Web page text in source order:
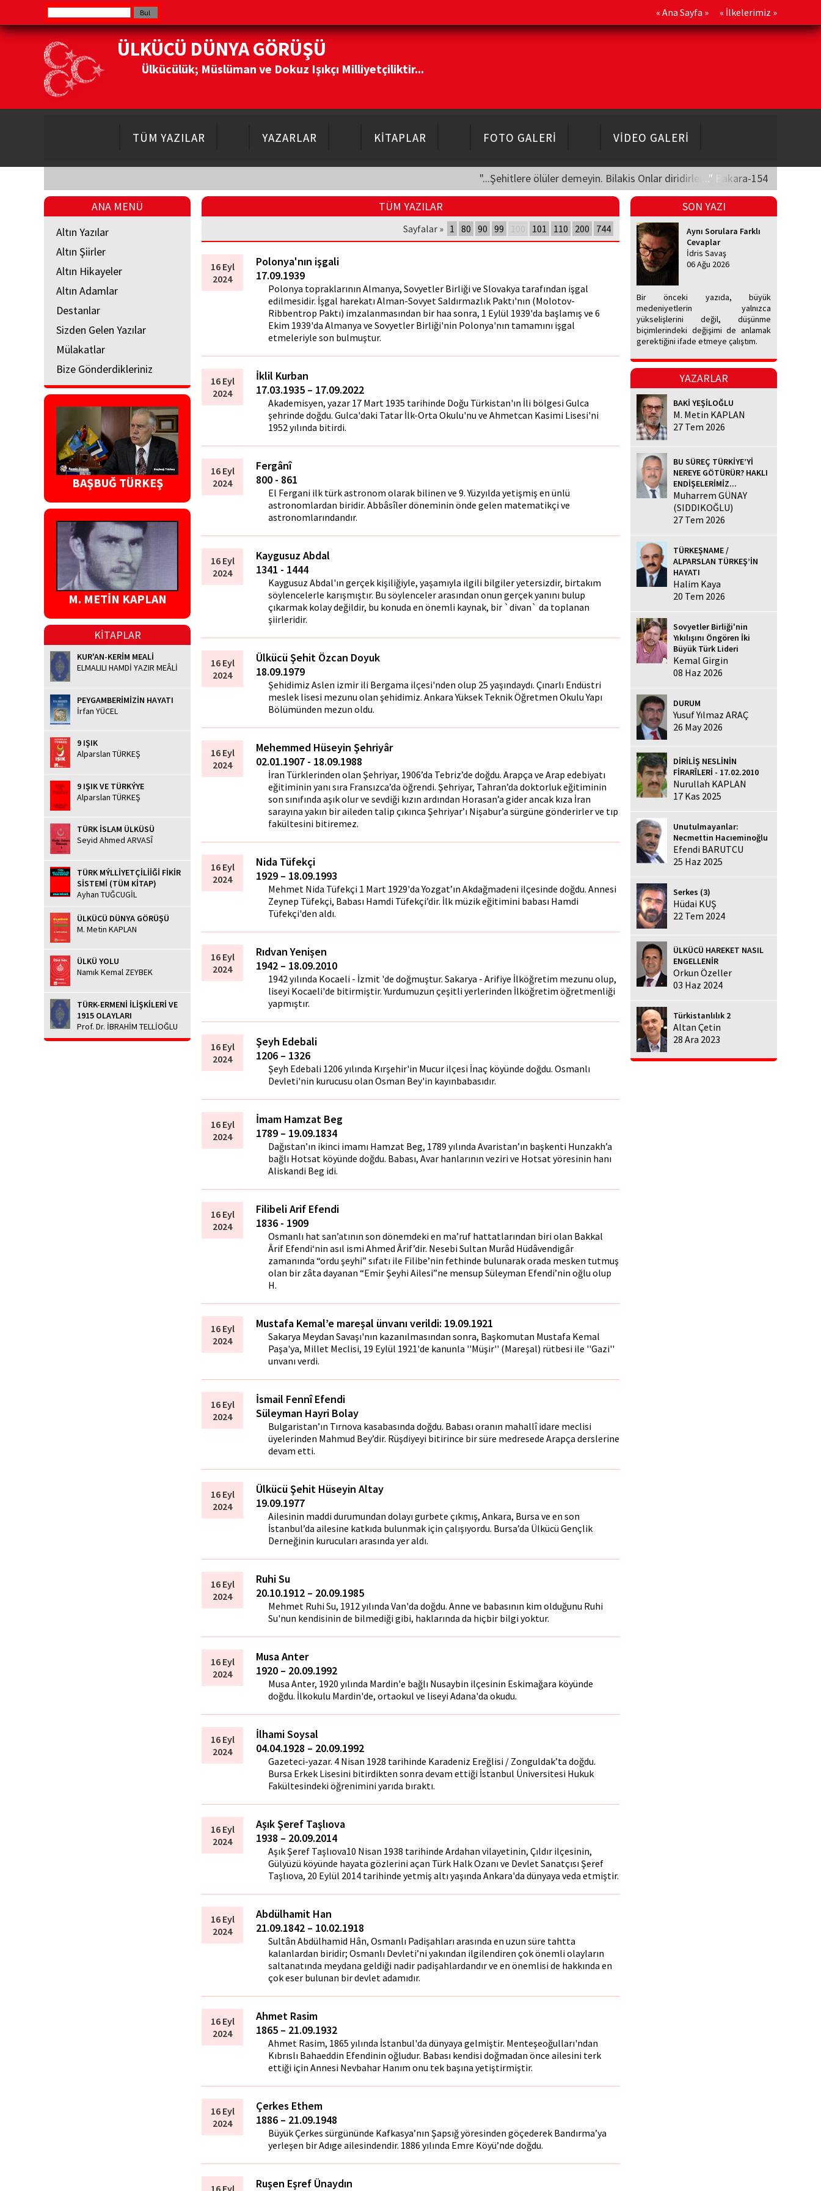
« Ana Sayfa » « İlkelerimiz »
ÜLKÜCÜ DÜNYA GÖRÜŞÜ
Ülkücülük; Müslüman ve Dokuz Işıkçı Milliyetçiliktir...
TÜM YAZILAR YAZARLAR KİTAPLAR FOTO GALERİ VİDEO GALERİ
"...Şehitlere ölüler demeyin. Bilakis Onlar diridirler..." Bakara-154
ANA MENÜ
Altın Yazılar
Altın Şiirler
Altın Hikayeler
Altın Adamlar
Destanlar
Sizden Gelen Yazılar
Mülakatlar
Bize Gönderdikleriniz
BAŞBUĞ TÜRKEŞ
M. METİN KAPLAN
KİTAPLAR
KUR'AN-KERİM MEALİ
ELMALILI HAMDİ YAZIR MEÂLİ
PEYGAMBERİMİZİN HAYATI
İrfan YÜCEL
9 IŞIK
Alparslan TÜRKEŞ
9 IŞIK VE TÜRKÝYE
Alparslan TÜRKEŞ
TÜRK İSLAM ÜLKÜSÜ
Seyid Ahmed ARVASÎ
TÜRK MÝLLİYETÇİLİİĞİ FİKİR
SİSTEMİ (TÜM KİTAP)
Ayhan TUĞCUGİL
ÜLKÜCÜ DÜNYA GÖRÜŞÜ
M. Metin KAPLAN
ÜLKÜ YOLU
Namık Kemal ZEYBEK
TÜRK-ERMENİ İLİŞKİLERİ VE
1915 OLAYLARI
Prof. Dr. İBRAHİM TELLİOĞLU
TÜM YAZILAR
Sayfalar » 1 80 90 99 101 110 200 744
16 Eyl
2024
Polonya'nın işgali
17.09.1939
Polonya topraklarının Almanya, Sovyetler Birliği ve Slovakya tarafından işgal
edilmesidir. İşgal harekatı Alman-Sovyet Saldırmazlık Paktı'nın (Molotov-
Ribbentrop Paktı) imzalanmasından bir hafta sonra, 1 Eylül 1939'da başlamış ve 6
Ekim 1939'da Almanya ve Sovyetler Birliği'nin Polonya'nın tamamını işgal
etmeleriyle son bulmuştur.
16 Eyl
2024
İklil Kurban
17.03.1935 – 17.09.2022
Akademisyen, yazar 17 Mart 1935 tarihinde Doğu Türkistan'ın İli bölgesi Gulca
şehrinde doğdu. Gulca'daki Tatar İlk-Orta Okulu'nu ve Ahmetcan Kasimi Lisesi'ni
1952 yılında bitirdi.
16 Eyl
2024
Fergânî
800 - 861
El Fergani ilk türk astronom olarak bilinen ve 9. Yüzyılda yetişmiş en ünlü
astronomlardan biridir. Abbâsîler döneminin önde gelen matematikçi ve
astronomlarındandır.
16 Eyl
2024
Kaygusuz Abdal
1341 - 1444
Kaygusuz Abdal'ın gerçek kişiliğiyle, yaşamıyla ilgili bilgiler yetersizdir, birtakım
söylencelerle karışmıştır. Bu söylenceler arasından onun gerçek yanını bulup
çıkarmak kolay değildir, bu konuda en önemli kaynak, bir `divan` da toplanan
şiirleridir.
16 Eyl
2024
Ülkücü Şehit Özcan Doyuk
18.09.1979
Şehidimiz Aslen izmir ili Bergama ilçesi'nden olup 25 yaşındaydı. Çınarlı Endüstri
meslek lisesi mezunu olan şehidimiz. Ankara Yüksek Teknik Öğretmen Okulu Yapı
Bölümünden mezun oldu.
16 Eyl
2024
Mehemmed Hüseyin Şehriyâr
02.01.1907 - 18.09.1988
İran Türklerinden olan Şehriyar, 1906’da Tebriz’de doğdu. Arapça ve Arap edebiyatı
eğitiminin yanı sıra Fransızca’da öğrendi. Şehriyar, Tahran’da doktorluk eğitiminin
son sınıfında aşık olur ve sevdiği kızın ardından Horasan’a gider ancak kıza İran
sarayına yakın bir aileden talip çıkınca Şehriyar’ı Nişabur’a sürgüne gönderirler ve tıp
fakültesini bitiremez.
16 Eyl
2024
Nida Tüfekçi
1929 – 18.09.1993
Mehmet Nida Tüfekçi 1 Mart 1929'da Yozgat’ın Akdağmadeni ilçesinde doğdu. Annesi
Zeynep Tüfekçi, Babası Hamdi Tüfekçi’dir. İlk müzik eğitimini babası Hamdi
Tüfekçi'den aldı.
16 Eyl
2024
Rıdvan Yenişen
1942 – 18.09.2010
1942 yılında Kocaeli - İzmit 'de doğmuştur. Sakarya - Arifiye İlköğretim mezunu olup,
liseyi Kocaeli'de bitirmiştir. Yurdumuzun çeşitli yerlerinden İlköğretim öğretmenliği
yapmıştır.
16 Eyl
2024
Şeyh Edebali
1206 – 1326
Şeyh Edebali 1206 yılında Kırşehir'in Mucur ilçesi İnaç köyünde doğdu. Osmanlı
Devleti'nin kurucusu olan Osman Bey'in kayınbabasıdır.
16 Eyl
2024
İmam Hamzat Beg
1789 – 19.09.1834
Dağıstan’ın ikinci imamı Hamzat Beg, 1789 yılında Avaristan’ın başkenti Hunzakh’a
bağlı Hotsat köyünde doğdu. Babası, Avar hanlarının veziri ve Hotsat yöresinin hanı
Aliskandi Beg idi.
16 Eyl
2024
Filibeli Arif Efendi
1836 - 1909
Osmanlı hat san’atının son dönemdeki en ma’ruf hattatlarından biri olan Bakkal
Ârif Efendi‘nin asıl ismi Ahmed Ârif’dir. Nesebi Sultan Murâd Hüdâvendigâr
zamanında “ordu şeyhi” sıfatı ile Filibe’nin fethinde bulunarak orada mesken tutmuş
olan bir zâta dayanan “Emir Şeyhi Ailesi”ne mensup Süleyman Efendi’nin oğlu olup
H.
16 Eyl
2024
Mustafa Kemal’e mareşal ünvanı verildi: 19.09.1921
Sakarya Meydan Savaşı'nın kazanılmasından sonra, Başkomutan Mustafa Kemal
Paşa'ya, Millet Meclisi, 19 Eylül 1921'de kanunla ''Müşir'' (Mareşal) rütbesi ile ''Gazi''
unvanı verdi.
16 Eyl
2024
İsmail Fennî Efendi
Süleyman Hayri Bolay
Bulgaristan’ın Tırnova kasabasında doğdu. Babası oranın mahallî idare meclisi
üyelerinden Mahmud Bey’dir. Rüşdiyeyi bitirince bir süre medresede Arapça derslerine
devam etti.
16 Eyl
2024
Ülkücü Şehit Hüseyin Altay
19.09.1977
Ailesinin maddi durumundan dolayı gurbete çıkmış, Ankara, Bursa ve en son
İstanbul’da ailesine katkıda bulunmak için çalışıyordu. Bursa’da Ülkücü Gençlik
Derneğinin kurucuları arasında yer aldı.
16 Eyl
2024
Ruhi Su
20.10.1912 – 20.09.1985
Mehmet Ruhi Su, 1912 yılında Van'da doğdu. Anne ve babasının kim olduğunu Ruhi
Su'nun kendisinin de bilmediği gibi, haklarında da hiçbir bilgi yoktur.
16 Eyl
2024
Musa Anter
1920 – 20.09.1992
Musa Anter, 1920 yılında Mardin'e bağlı Nusaybin ilçesinin Eskimağara köyünde
doğdu. İlkokulu Mardin'de, ortaokul ve liseyi Adana'da okudu.
16 Eyl
2024
İlhami Soysal
04.04.1928 – 20.09.1992
Gazeteci-yazar. 4 Nisan 1928 tarihinde Karadeniz Ereğlisi / Zonguldak’ta doğdu.
Bursa Erkek Lisesini bitirdikten sonra devam ettiği İstanbul Üniversitesi Hukuk
Fakültesindeki öğrenimini yarıda bıraktı.
16 Eyl
2024
Aşık Şeref Taşlıova
1938 – 20.09.2014
Aşık Şeref Taşlıova10 Nisan 1938 tarihinde Ardahan vilayetinin, Çıldır ilçesinin,
Gülyüzü köyünde hayata gözlerini açan Türk Halk Ozanı ve Devlet Sanatçısı Şeref
Taşlıova, 20 Eylül 2014 tarihinde yetmiş altı yaşında Ankara'da dünyaya veda etmiştir.
16 Eyl
2024
Abdülhamit Han
21.09.1842 – 10.02.1918
Sultân Abdülhamid Hân, Osmanlı Padişahları arasında en uzun süre tahtta
kalanlardan biridir; Osmanlı Devleti’ni yakından ilgilendiren çok önemli olayların
saltanatında meydana geldiği nadir padişahlardandır ve en önemlisi de hakkında en
çok eser bulunan bir devlet adamıdır.
16 Eyl
2024
Ahmet Rasim
1865 – 21.09.1932
Ahmet Rasim, 1865 yılında İstanbul'da dünyaya gelmiştir. Menteşeoğulları'ndan
Kıbrıslı Bahaeddin Efendinin oğludur. Babası kendisi doğmadan önce ailesini terk
ettiği için Annesi Nevbahar Hanım onu tek başına yetiştirmiştir.
16 Eyl
2024
Çerkes Ethem
1886 – 21.09.1948
Büyük Çerkes sürgününde Kafkasya’nın Şapsığ yöresinden göçederek Bandırma’ya
yerleşen bir Adıge ailesindendir. 1886 yılında Emre Köyü’nde doğdu.
16 Eyl
Ruşen Eşref Ünaydın
SON YAZI
Aynı Sorulara Farklı
Cevaplar
İdris Savaş
06 Ağu 2026
Bir önceki yazıda, büyük
medeniyetlerin yalnızca
yükselişlerini değil, düşünme
biçimlerindeki değişimi de anlamak
gerektiğini ifade etmeye çalıştım.
YAZARLAR
BAKİ YEŞİLOĞLU
M. Metin KAPLAN
27 Tem 2026
BU SÜREÇ TÜRKİYE’Yİ
NEREYE GÖTÜRÜR? HAKLI
ENDİŞELERİMİZ...
Muharrem GÜNAY
(SIDDIKOĞLU)
27 Tem 2026
TÜRKEŞNAME /
ALPARSLAN TÜRKEŞ’İN
HAYATI
Halim Kaya
20 Tem 2026
Sovyetler Birliği'nin
Yıkılışını Öngören İki
Büyük Türk Lideri
Kemal Girgin
08 Haz 2026
DURUM
Yusuf Yılmaz ARAÇ
26 May 2026
DİRİLİŞ NESLİNİN
FİRARÎLERİ - 17.02.2010
Nurullah KAPLAN
17 Kas 2025
Unutulmayanlar:
Necmettin Hacıeminoğlu
Efendi BARUTCU
25 Haz 2025
Serkes (3)
Hüdai KUŞ
22 Tem 2024
ÜLKÜCÜ HAREKET NASIL
ENGELLENİR
Orkun Özeller
03 Haz 2024
Türkistanlılık 2
Altan Çetin
28 Ara 2023